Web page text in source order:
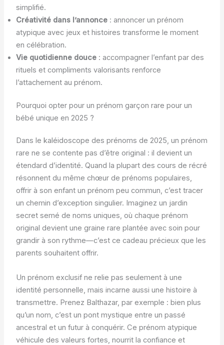
simplifié.
Créativité dans l’annonce: annoncer un prénom
atypique avec jeux et histoires transforme le moment
en célébration.
Vie quotidienne douce: accompagner l’enfant par des
rituels et compliments valorisants renforce
l’attachement au prénom.
Pourquoi opter pour un prénom garçon rare pour un
bébé unique en 2025 ?
Dans le kaléidoscope des prénoms de 2025, un prénom
rare ne se contente pas d’être original : il devient un
étendard d’identité. Quand la plupart des cours de récré
résonnent du même chœur de prénoms populaires,
offrir à son enfant un prénom peu commun, c’est tracer
un chemin d’exception singulier. Imaginez un jardin
secret semé de noms uniques, où chaque prénom
original devient une graine rare plantée avec soin pour
grandir à son rythme—c’est ce cadeau précieux que les
parents souhaitent offrir.
Un prénom exclusif ne relie pas seulement à une
identité personnelle, mais incarne aussi une histoire à
transmettre. Prenez Balthazar, par exemple : bien plus
qu’un nom, c’est un pont mystique entre un passé
ancestral et un futur à conquérir. Ce prénom atypique
véhicule des valeurs fortes, nourrit la confiance et